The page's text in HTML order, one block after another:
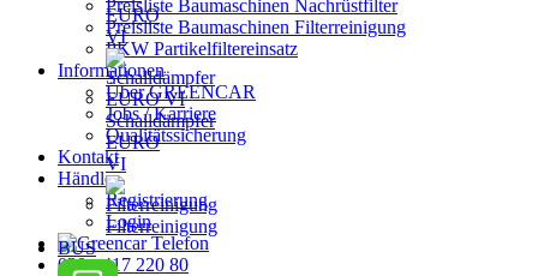
EURO
VI
Schalldämpfer
EURO
VI
Filterreinigung
BUS
Preisliste Baumaschinen Nachrüstfilter
Preisliste Baumaschinen Filterreinigung
PKW Partikelfiltereinsatz
Informationen
Über GREENCAR
Jobs / Karriere
Qualitätssicherung
Kontakt
Händler
Registrierung
Login
030 - 417 220 80